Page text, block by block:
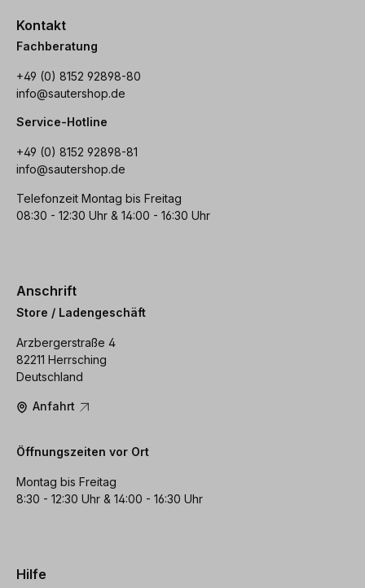
Kontakt
Fachberatung
+49 (0) 8152 92898-80
info@sautershop.de
Service-Hotline
+49 (0) 8152 92898-81
info@sautershop.de
Telefonzeit Montag bis Freitag
08:30 - 12:30 Uhr & 14:00 - 16:30 Uhr
Anschrift
Store / Ladengeschäft
Arzbergerstraße 4
82211 Herrsching
Deutschland
Anfahrt
Öffnungszeiten vor Ort
Montag bis Freitag
8:30 - 12:30 Uhr & 14:00 - 16:30 Uhr
Hilfe